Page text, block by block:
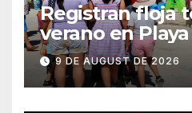
Registran floja
verano en
9 DE AUGUST DE 2026